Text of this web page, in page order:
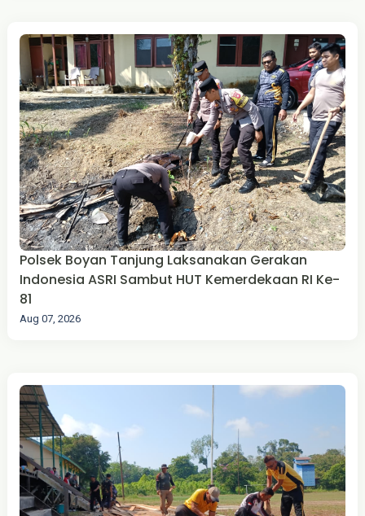
Polsek Boyan Tanjung Laksanakan Gerakan
Indonesia ASRI Sambut HUT Kemerdekaan RI Ke-
81
Aug 07, 2026